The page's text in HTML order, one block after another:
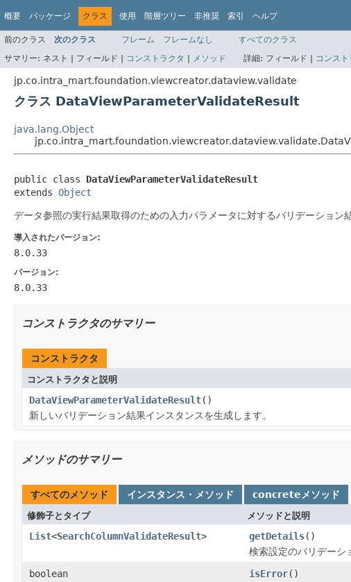
概要 パッケージ クラス 使用 階層ツリー 非推奨 索引 ヘルプ
前のクラス 次のクラス フレーム フレームなし
すべてのクラス
サマリー: ネスト | フィールド | コンストラクタ | メソッド 詳細: フィールド | コンスト
jp.co.intra_mart.foundation.viewcreator.dataview.validate
クラス DataViewParameterValidateResult
java.lang.Object
public class DataViewParameterValidateResult
extends Object
データ参照の実行結果取得のための入力パラメータに対するバリデーション
導入されたバージョン:
8.0.33
バージョン:
8.0.33
コンストラクタのサマリー
コンストラクタ
コンストラクタと説明
DataViewParameterValidateResult()
新しいバリデーション結果インスタンスを生成します。
メソッドのサマリー
すべてのメソッド インスタンス・メソッド concreteメソッド
修飾子とタイプ メソッドと説明
List<SearchColumnValidateResult> getDetails()
検索設定のバリデーシ
boolean
isError()